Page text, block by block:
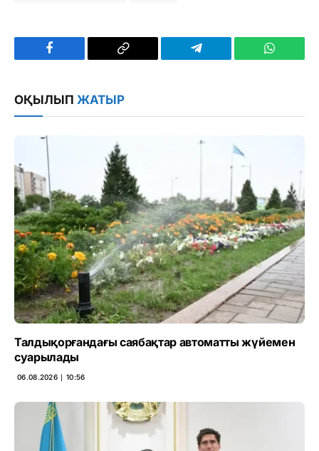
Facebook
Copy
Telegram
ОҚЫЛЫП ЖАТЫР
Талдықорғандағы саябақтар автоматты жүйемен
суарылады
06.08.2026 ∣ 10:56